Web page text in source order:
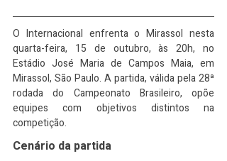
O Internacional enfrenta o Mirassol nesta
quarta-feira, 15 de outubro, às 20h, no
Estádio José Maria de Campos Maia, em
Mirassol, São Paulo. A partida, válida pela 28ª
rodada do Campeonato Brasileiro, opõe
equipes com objetivos distintos na
competição.
Cenário da partida